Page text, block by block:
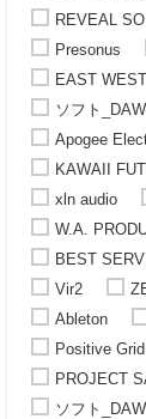
REVEAL
Presonus
EAST WEST
ソフト
Apogee
KAWAII
xln audio
W.A.
BEST
Vir2
Ableton
Positive Grid
PROJECT
ソフト